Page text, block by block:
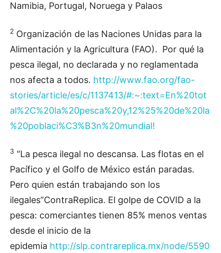
Namibia, Portugal, Noruega y Palaos
2 Organización de las Naciones Unidas para la
Alimentación y la Agricultura (FAO). Por qué la
pesca ilegal, no declarada y no reglamentada
nos afecta a todos. http://www.fao.org/fao-
stories/article/es/c/1137413/#:~:text=En%20tot
al%2C%20la%20pesca%20y,12%25%20de%20la
%20poblaci%C3%B3n%20mundial!
3 “La pesca ilegal no descansa. Las flotas en el
Pacífico y el Golfo de México están paradas.
Pero quien están trabajando son los
ilegales”ContraReplica. El golpe de COVID a la
pesca: comerciantes tienen 85% menos ventas
desde el inicio de la
epidemia http://slp.contrareplica.mx/node/5590